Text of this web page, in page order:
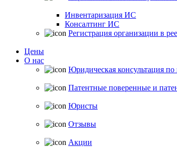
Инвентаризация ИС
Консалтинг ИС
Регистрация организации в
Цены
О нас
Юридическая консультация по
Патентные поверенные и
Юристы
Отзывы
Акции